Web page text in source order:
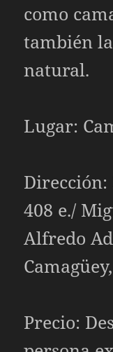
como
también
natural.
Lugar:
Dirección:
408 e./
Alfredo
Precio: